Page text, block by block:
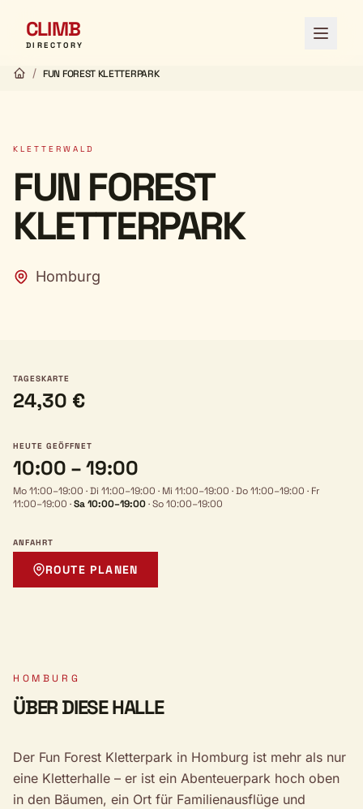
CLIMB
DIRECTORY Menü
/ FUN FOREST KLETTERPARK
KLETTERWALD
FUN FOREST
KLETTERPARK
Homburg
TAGESKARTE
24,30 €
HEUTE GEÖFFNET
10:00 – 19:00
Mo 11:00–19:00 ·Di 11:00–19:00 · Mi 11:00–19:00 ·Do 11:00–19:00 · Fr
11:00–19:00 ·Sa 10:00–19:00·So 10:00–19:00
ANFAHRT
ROUTE PLANEN
HOMBURG
ÜBER DIESE HALLE
Der Fun Forest Kletterpark in Homburg ist mehr als nur
eine Kletterhalle – er ist ein Abenteuerpark hoch oben
in den Bäumen, ein Ort für Familienausflüge und